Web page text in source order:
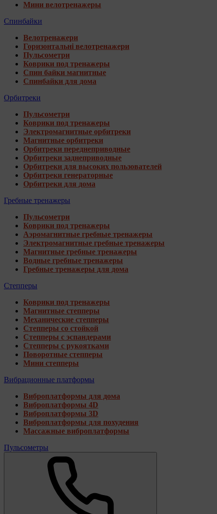
Мини велотренажеры
Спинбайки
Велотренажери
Горизонтальні велотренажери
Пульсометри
Коврики под тренажеры
Спин байки магнитные
Спинбайки для дома
Орбитреки
Пульсометри
Коврики под тренажеры
Электромагнитные орбитреки
Магнитные орбитреки
Орбитреки переднеприводные
Орбитреки заднеприводные
Орбитреки для высоких пользователей
Орбитреки генераторные
Орбитреки для дома
Гребные тренажеры
Пульсометри
Коврики под тренажеры
Аэромагнитные гребные тренажеры
Электромагнитные гребные тренажеры
Магнитные гребные тренажеры
Водные гребные тренажеры
Гребные тренажеры для дома
Степперы
Коврики под тренажеры
Магнитные степперы
Механические степперы
Степперы со стойкой
Степперы с эспандерами
Степперы с рукоятками
Поворотные степперы
Мини степперы
Вибрационные платформы
Виброплатформы для дома
Виброплатформы 4D
Виброплатформы 3D
Виброплатформы для похудения
Массажные виброплатформы
Пульсометры